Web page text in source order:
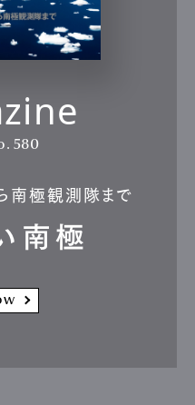
580
南極観測隊まで
南極